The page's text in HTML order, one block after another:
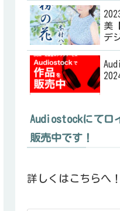
美
デ
Audiostockにてロ
販売中です！
詳しくはこちらへ！